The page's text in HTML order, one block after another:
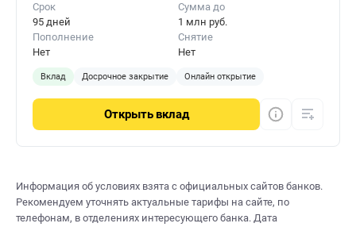
Срок
95 дней
Сумма до
1 млн руб.
Пополнение
Нет
Снятие
Нет
Вклад Досрочное закрытие Онлайн открытие
Открыть вклад
Информация об условиях взята с официальных сайтов банков.
Рекомендуем уточнять актуальные тарифы на сайте, по
телефонам, в отделениях интересующего банка. Дата